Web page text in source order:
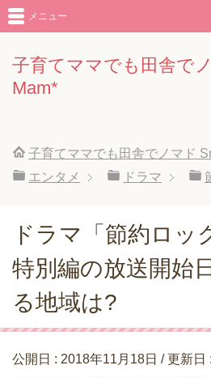
子育てママでも田舎で
Mam*
メニュー
子育てママでも田舎でノマド
エンタメ
ドラマ
ドラマ「節約ロッ
特別編の放送開始
る地域は?
公開日 : 2018年11月18日 / 更新日 :